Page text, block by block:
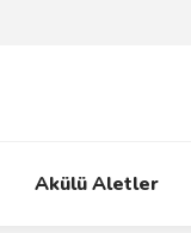
Akülü Aletler